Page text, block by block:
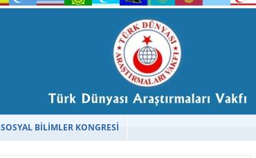
SOSYAL BİLİMLER KONGRESİ